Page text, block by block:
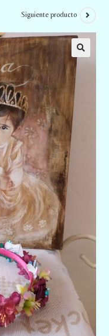
Siguiente producto